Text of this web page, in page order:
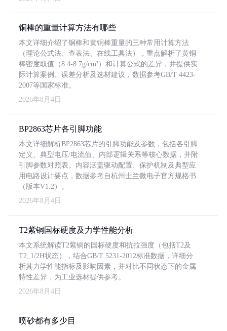
铜棒的重量计算方法有哪些
本文详细介绍了铜棒和黄铜棒重量的三种常用计算方法
（理论公式法、查表法、在线工具法），重点解析了黄铜
棒密度取值（8.4-8.7g/cm³）和计算公式的差异，并提供实
际计算案例、误差分析及选材建议，数据参考GB/T 4423-
2007等国家标准。
2026年8月4日
BP2863芯片各引脚功能
本文详细解析BP2863芯片的引脚功能及参数，包括各引脚
定义、典型电压/电流值、内部逻辑关系等核心数据，并附
引脚参数对照表。内容涵盖驱动配置、保护机制及典型应
用电路设计要点，数据参考自杭州士兰微电子官方规格书
（版本V1.2）。
2026年8月4日
T2紫铜国标硬度及力学性能分析
本文系统解读T2紫铜的国标硬度和抗拉强度（包括T2及
T2_1/2H状态），结合GB/T 5231-2012标准数据，详细分
析其力学性能指标及影响因素，并对比不同状态下的金属
特性差异，为工业选材提供参考。
2026年8月4日
喷砂都有多少目